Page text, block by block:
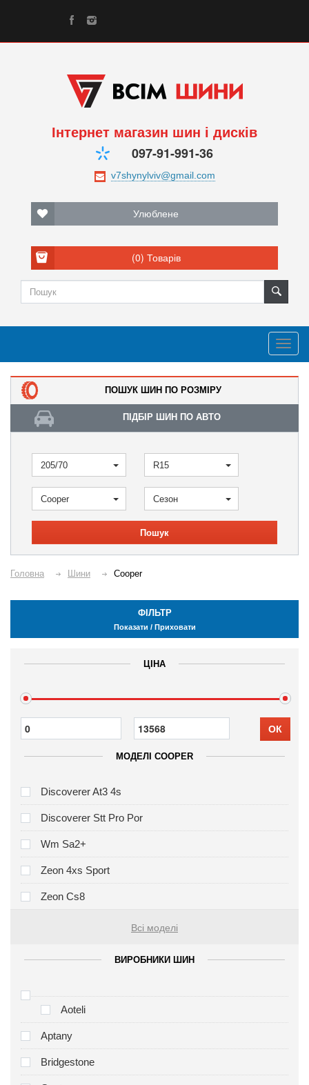
Інтернет магазин шин і дисків
097-91-991-36
Улюблене
(0) Товарів
ПОШУК ШИН ПО РОЗМІРУ
ПІДБІР ШИН ПО АВТО
205/70 R15
Cooper Сезон
Пошук
Головна Шини Cooper
ФІЛЬТР
Показати / Приховати
ЦІНА
ОК
МОДЕЛІ COOPER
Discoverer At3 4s
Discoverer Stt Pro Por
Wm Sa2+
Zeon 4xs Sport
Zeon Cs8
Всі моделі
ВИРОБНИКИ ШИН
Aoteli
Aptany
Bridgestone